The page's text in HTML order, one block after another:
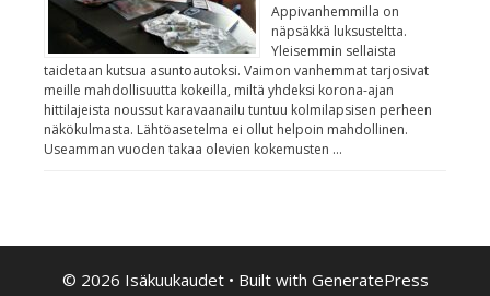
Appivanhemmilla on
näpsäkkä luksusteltta.
Yleisemmin sellaista
taidetaan kutsua asuntoautoksi. Vaimon vanhemmat tarjosivat
meille mahdollisuutta kokeilla, miltä yhdeksi korona-ajan
hittilajeista noussut karavaanailu tuntuu kolmilapsisen perheen
näkökulmasta. Lähtöasetelma ei ollut helpoin mahdollinen.
Useamman vuoden takaa olevien kokemusten …
© 2026 Isäkuukaudet• Built with GeneratePress